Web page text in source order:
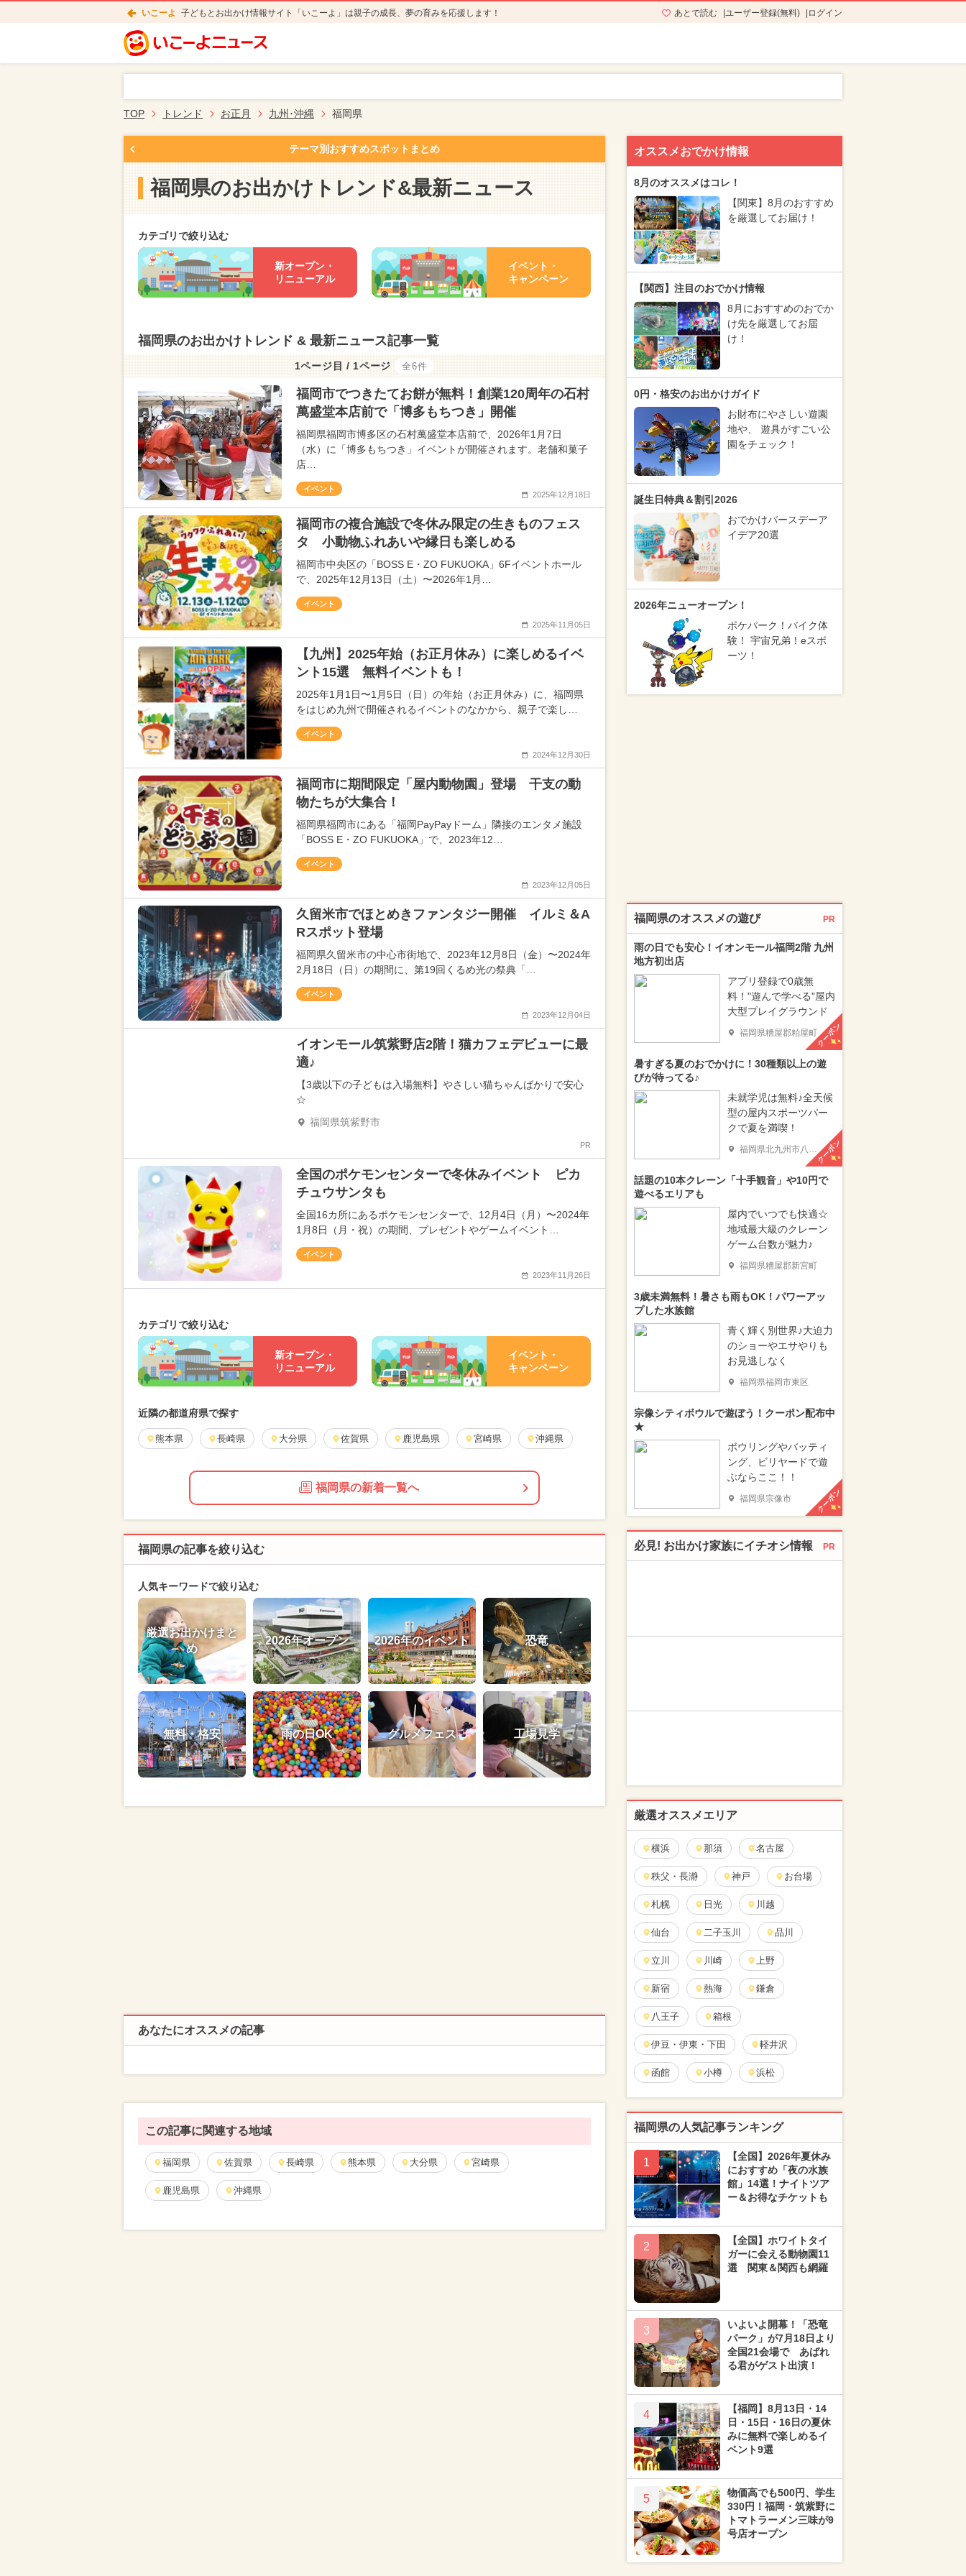
いこーよ 子どもとお出かけ情報サイト「いこーよ」は親子の成長、夢の育みを応援します！ あとで読む ユーザー登録(無料) ログイン
TOP トレンド お正月 九州･沖縄 福岡県
テーマ別おすすめスポットまとめ
福岡県のお出かけトレンド&最新ニュース
カテゴリで絞り込む
新オープン・
リニューアル
イベント・
キャンペーン
福岡県のお出かけトレンド & 最新ニュース記事一覧
1ページ目 / 1ページ 全6件
福岡市でつきたてお餅が無料！創業120周年の石村
萬盛堂本店前で「博多もちつき」開催
福岡県福岡市博多区の石村萬盛堂本店前で、2026年1月7日
（水）に「博多もちつき」イベントが開催されます。老舗和菓子
店…
イベント
2025年12月18日
福岡市の複合施設で冬休み限定の生きものフェス
タ 小動物ふれあいや縁日も楽しめる
福岡市中央区の「BOSS E・ZO FUKUOKA」6Fイベントホール
で、2025年12月13日（土）〜2026年1月…
イベント
2025年11月05日
【九州】2025年始（お正月休み）に楽しめるイベ
ント15選 無料イベントも！
2025年1月1日〜1月5日（日）の年始（お正月休み）に、福岡県
をはじめ九州で開催されるイベントのなかから、親子で楽し…
イベント
2024年12月30日
福岡市に期間限定「屋内動物園」登場 干支の動
物たちが大集合！
福岡県福岡市にある「福岡PayPayドーム」隣接のエンタメ施設
「BOSS E・ZO FUKUOKA」で、2023年12…
イベント
2023年12月05日
久留米市でほとめきファンタジー開催 イルミ＆A
Rスポット登場
福岡県久留米市の中心市街地で、2023年12月8日（金）〜2024年
2月18日（日）の期間に、第19回くるめ光の祭典「…
イベント
2023年12月04日
イオンモール筑紫野店2階！猫カフェデビューに最
適♪
【3歳以下の子どもは入場無料】やさしい猫ちゃんばかりで安心
☆
福岡県筑紫野市
PR
全国のポケモンセンターで冬休みイベント ピカ
チュウサンタも
全国16カ所にあるポケモンセンターで、12月4日（月）〜2024年
1月8日（月・祝）の期間、プレゼントやゲームイベント…
イベント
2023年11月26日
カテゴリで絞り込む
新オープン・
リニューアル
イベント・
キャンペーン
近隣の都道府県で探す
熊本県 長崎県 大分県 佐賀県 鹿児島県 宮崎県 沖縄県
福岡県の新着一覧へ
福岡県の記事を絞り込む
人気キーワードで絞り込む
厳選お出かけまと
め
2026年オープン 2026年のイベント 恐竜
無料・格安 雨の日OK グルメフェス 工場見学
あなたにオススメの記事
この記事に関連する地域
福岡県 佐賀県 長崎県 熊本県 大分県 宮崎県
鹿児島県 沖縄県
オススメおでかけ情報
8月のオススメはコレ！
【関東】8月のおすすめ
を厳選してお届け！
【関西】注目のおでかけ情報
8月におすすめのおでか
け先を厳選してお届
け！
0円・格安のお出かけガイド
お財布にやさしい遊園
地や、 遊具がすごい公
園をチェック！
誕生日特典＆割引2026
おでかけバースデーア
イデア20選
2026年ニューオープン！
ポケパーク！バイク体
験！ 宇宙兄弟！eスポ
ーツ！
福岡県のオススメの遊び PR
雨の日でも安心！イオンモール福岡2階 九州
地方初出店
アプリ登録で0歳無
料！"遊んで学べる"屋内
大型プレイグラウンド
福岡県糟屋郡粕屋町クーポン
暑すぎる夏のおでかけに！30種類以上の遊
びが待ってる♪
未就学児は無料♪全天候
型の屋内スポーツパー
クで夏を満喫！
福岡県北九州市八幡西区 クーポン
話題の10本クレーン「十手観音」や10円で
遊べるエリアも
屋内でいつでも快適☆
地域最大級のクレーン
ゲーム台数が魅力♪
福岡県糟屋郡新宮町
3歳未満無料！暑さも雨もOK！パワーアッ
プした水族館
青く輝く別世界♪大迫力
のショーやエサやりも
お見逃しなく
福岡県福岡市東区
宗像シティボウルで遊ぼう！クーポン配布中
★
ボウリングやバッティ
ング、ビリヤードで遊
ぶならここ！！
福岡県宗像市 クーポン
必見! お出かけ家族にイチオシ情報 PR
厳選オススメエリア
横浜 那須 名古屋
秩父・長瀞 神戸 お台場
札幌 日光 川越
仙台 二子玉川 品川
立川 川崎 上野
新宿 熱海 鎌倉
八王子 箱根
伊豆・伊東・下田 軽井沢
函館 小樽 浜松
福岡県の人気記事ランキング
1
【全国】2026年夏休み
におすすめ「夜の水族
館」14選！ナイトツア
ー＆お得なチケットも
2
【全国】ホワイトタイ
ガーに会える動物園11
選 関東＆関西も網羅
3
いよいよ開幕！「恐竜
パーク」が7月18日より
全国21会場で あばれ
る君がゲスト出演！
4
【福岡】8月13日・14
日・15日・16日の夏休
みに無料で楽しめるイ
ベント9選
5
物価高でも500円、学生
330円！福岡・筑紫野に
トマトラーメン三味が9
号店オープン